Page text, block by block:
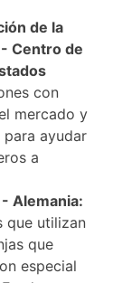
de la
Centro de
con
mercado y
ayudar
a
Alemania:
que utilizan
que
especial